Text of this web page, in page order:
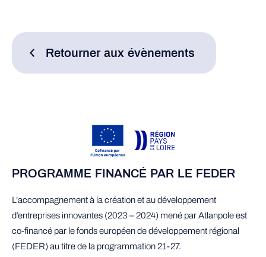
Retourner aux évènements
PROGRAMME FINANCÉ PAR LE FEDER
L’accompagnement à la création et au développement
d’entreprises innovantes (2023 – 2024) mené par Atlanpole est
co-financé par le fonds européen de développement régional
(FEDER) au titre de la programmation 21-27.